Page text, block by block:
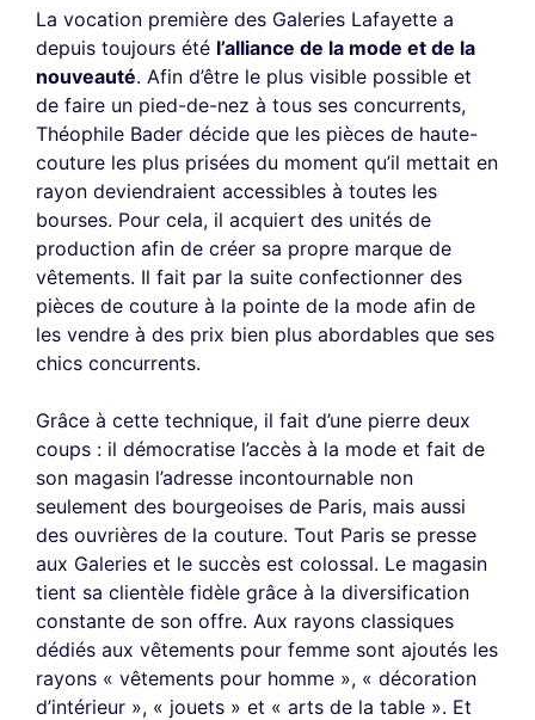
La vocation première des Galeries Lafayette a
depuis toujours été l’alliance de la mode et de la
nouveauté. Afin d’être le plus visible possible et
de faire un pied-de-nez à tous ses concurrents,
Théophile Bader décide que les pièces de haute-
couture les plus prisées du moment qu’il mettait en
rayon deviendraient accessibles à toutes les
bourses. Pour cela, il acquiert des unités de
production afin de créer sa propre marque de
vêtements. Il fait par la suite confectionner des
pièces de couture à la pointe de la mode afin de
les vendre à des prix bien plus abordables que ses
chics concurrents.
Grâce à cette technique, il fait d’une pierre deux
coups : il démocratise l’accès à la mode et fait de
son magasin l’adresse incontournable non
seulement des bourgeoises de Paris, mais aussi
des ouvrières de la couture. Tout Paris se presse
aux Galeries et le succès est colossal. Le magasin
tient sa clientèle fidèle grâce à la diversification
constante de son offre. Aux rayons classiques
dédiés aux vêtements pour femme sont ajoutés les
rayons « vêtements pour homme », « décoration
d’intérieur », « jouets » et « arts de la table ». Et